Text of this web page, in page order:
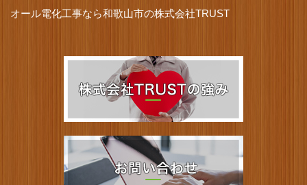
オール電化工事なら和歌山市の株式会社TRUST